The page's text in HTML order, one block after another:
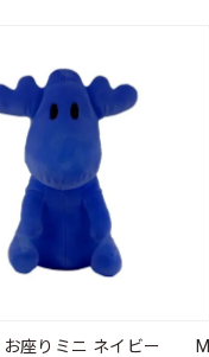
お座りミニ ネイビー M